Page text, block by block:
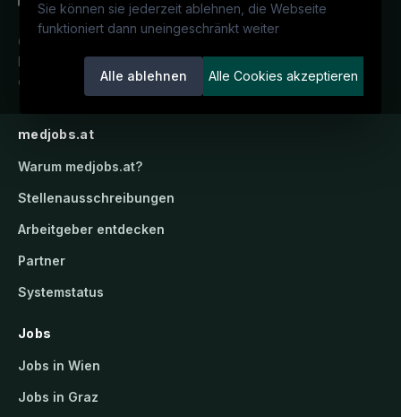
Sie können sie jederzeit ablehnen, die Webseite
funktioniert dann uneingeschränkt weiter
Alle ablehnen Alle Cookies akzeptieren
Österreichs medizinisches
Karriereportal.Ein Service der
candidatis GmbH.
medjobs.at
Warum medjobs.at?
Stellenausschreibungen
Arbeitgeber entdecken
Partner
Systemstatus
Jobs
Jobs in Wien
Jobs in Graz